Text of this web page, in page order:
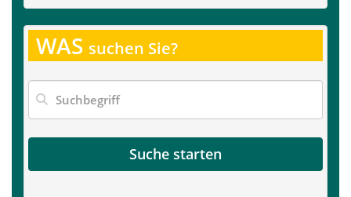
WAS suchen Sie?
Suche starten